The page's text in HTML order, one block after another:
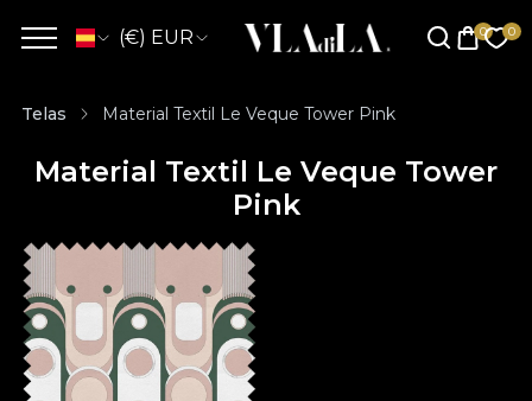
(€) EUR
Telas Material Textil Le Veque Tower Pink
Material Textil Le Veque Tower
Pink